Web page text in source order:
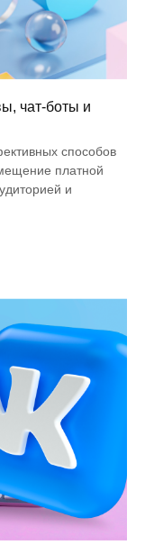
чат-боты и
способов
платной
и